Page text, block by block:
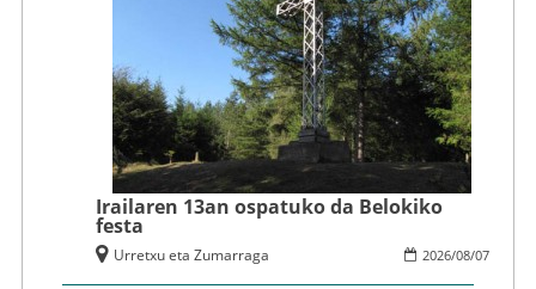
Irailaren 13an ospatuko da Belokiko
festa
2026/08/07
Urretxu eta Zumarraga